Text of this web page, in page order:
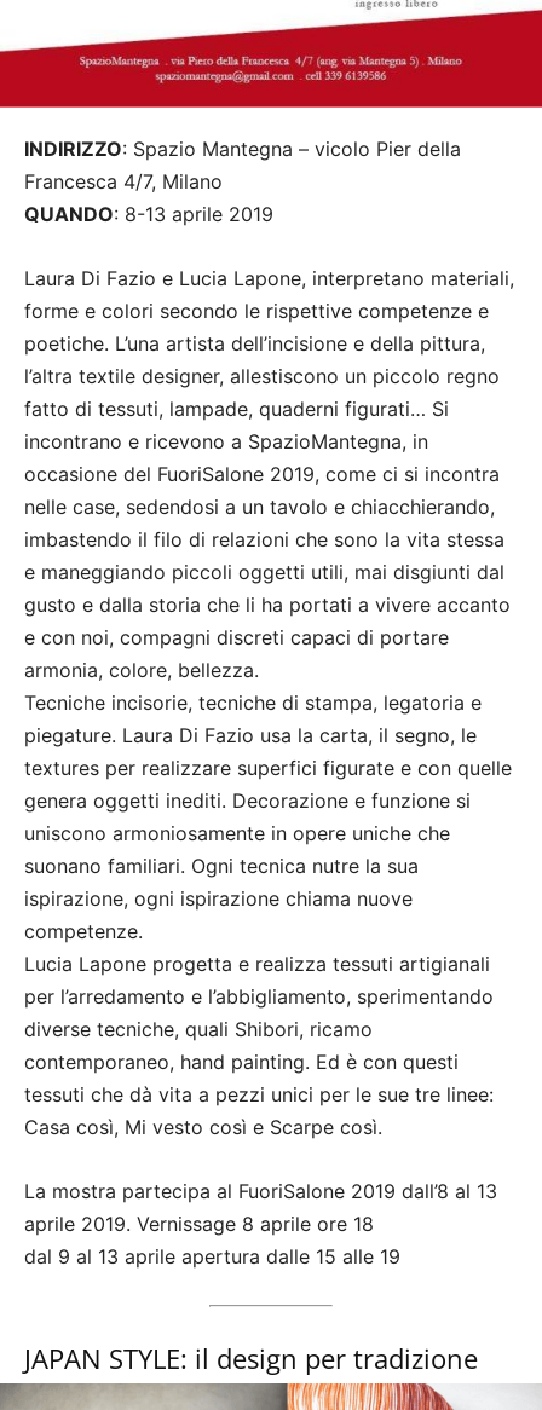
INDIRIZZO: Spazio Mantegna – vicolo Pier della
Francesca 4/7, Milano
QUANDO: 8-13 aprile 2019
Laura Di Fazio e Lucia Lapone, interpretano materiali,
forme e colori secondo le rispettive competenze e
poetiche. L’una artista dell’incisione e della pittura,
l’altra textile designer, allestiscono un piccolo regno
fatto di tessuti, lampade, quaderni figurati… Si
incontrano e ricevono a SpazioMantegna, in
occasione del FuoriSalone 2019, come ci si incontra
nelle case, sedendosi a un tavolo e chiacchierando,
imbastendo il filo di relazioni che sono la vita stessa
e maneggiando piccoli oggetti utili, mai disgiunti dal
gusto e dalla storia che li ha portati a vivere accanto
e con noi, compagni discreti capaci di portare
armonia, colore, bellezza.
Tecniche incisorie, tecniche di stampa, legatoria e
piegature. Laura Di Fazio usa la carta, il segno, le
textures per realizzare superfici figurate e con quelle
genera oggetti inediti. Decorazione e funzione si
uniscono armoniosamente in opere uniche che
suonano familiari. Ogni tecnica nutre la sua
ispirazione, ogni ispirazione chiama nuove
competenze.
Lucia Lapone progetta e realizza tessuti artigianali
per l’arredamento e l’abbigliamento, sperimentando
diverse tecniche, quali Shibori, ricamo
contemporaneo, hand painting. Ed è con questi
tessuti che dà vita a pezzi unici per le sue tre linee:
Casa così, Mi vesto così e Scarpe così.
La mostra partecipa al FuoriSalone 2019 dall’8 al 13
aprile 2019. Vernissage 8 aprile ore 18
dal 9 al 13 aprile apertura dalle 15 alle 19
JAPAN STYLE: il design per tradizione